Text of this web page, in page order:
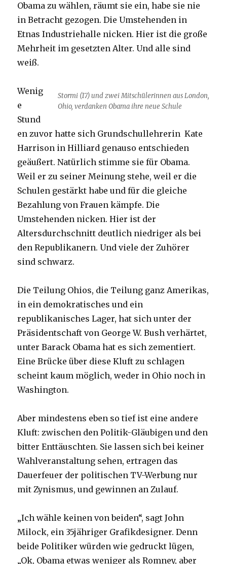
Obama zu wählen, räumt sie ein, habe sie nie
in Betracht gezogen. Die Umstehenden in
Etnas Industriehalle nicken. Hier ist die große
Mehrheit im gesetzten Alter. Und alle sind
weiß.
Stormi (17) und zwei Mitschülerinnen aus London,
Ohio, verdanken Obama ihre neue Schule
Wenig
e
Stund
en zuvor hatte sich Grundschullehrerin Kate
Harrison in Hilliard genauso entschieden
geäußert. Natürlich stimme sie für Obama.
Weil er zu seiner Meinung stehe, weil er die
Schulen gestärkt habe und für die gleiche
Bezahlung von Frauen kämpfe. Die
Umstehenden nicken. Hier ist der
Altersdurchschnitt deutlich niedriger als bei
den Republikanern. Und viele der Zuhörer
sind schwarz.
Die Teilung Ohios, die Teilung ganz Amerikas,
in ein demokratisches und ein
republikanisches Lager, hat sich unter der
Präsidentschaft von George W. Bush verhärtet,
unter Barack Obama hat es sich zementiert.
Eine Brücke über diese Kluft zu schlagen
scheint kaum möglich, weder in Ohio noch in
Washington.
Aber mindestens eben so tief ist eine andere
Kluft: zwischen den Politik-Gläubigen und den
bitter Enttäuschten. Sie lassen sich bei keiner
Wahlveranstaltung sehen, ertragen das
Dauerfeuer der politischen TV-Werbung nur
mit Zynismus, und gewinnen an Zulauf.
„Ich wähle keinen von beiden“, sagt John
Milock, ein 35jähriger Grafikdesigner. Denn
beide Politiker würden wie gedruckt lügen,
„Ok, Obama etwas weniger als Romney, aber